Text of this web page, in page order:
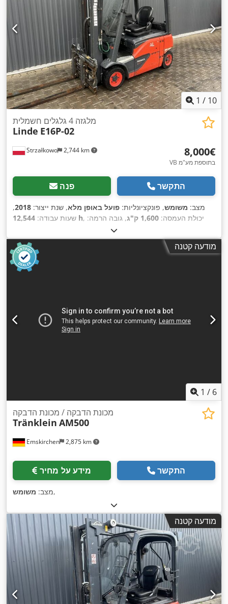
1 / 10
Strzałkowo 2,744 km
מלגזה 4 גלגלים חשמלית
Linde E16P-02
‏8,000 ‏€
VB בתוספת מע"מ
פנה התקשר
מצב: משומש, פונקציונליות: פועל באופן מלא, שנת ייצור: 2018
,
שעות עבודה: 12,544 h , יכולת העמסה: 1,600 ק"ג
, גובה הרמה:
, הרמה חופשית:1,519 מ"מ
תורן:טריפלקס, גובה בנייה:2,121 מ"מ , סוג הנעה:Elektro,
מודעה קטנה
1 / 6
Emskirchen 2,875 km
מכונת הדבקה / מכונת הדבקה
Tränklein AM500
מידע על מחיר התקשר
מצב: משומש ,
מודעה קטנה